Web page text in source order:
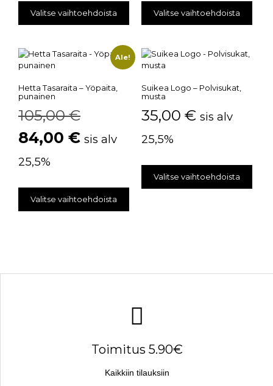
Valitse vaihtoehdoista Valitse vaihtoehdoista
Ale!
Hetta Tasaraita – Yöpaita,
punainen
105,00€
84,00 € sis alv
25,5%
Valitse vaihtoehdoista
Suikea Logo – Polvisukat,
musta
35,00 € sis alv
25,5%
Valitse vaihtoehdoista
Toimitus 5.90€
Kaikkiin tilauksiin